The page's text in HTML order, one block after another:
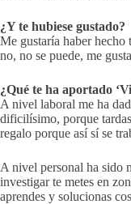
¿Y te hubiese gustado?
Me gustaría haber hecho
no, no se puede, me
¿Qué te ha aportado
A nivel laboral me ha
dificilísimo, porque
regalo porque así sí se
A nivel personal ha sido
investigar te metes en
aprendes y solucionas